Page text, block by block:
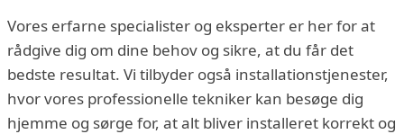
Vores erfarne specialister og eksperter er her for at
rådgive dig om dine behov og sikre, at du får det
bedste resultat. Vi tilbyder også installationstjenester,
hvor vores professionelle tekniker kan besøge dig
hjemme og sørge for, at alt bliver installeret korrekt og